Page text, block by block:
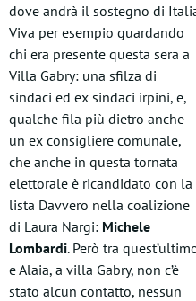
dove andrà il sostegno di
Viva per esempio guardando
chi era presente questa sera a
Villa Gabry: una sfilza di
sindaci ed ex sindaci irpini, e,
qualche fila più dietro anche
un ex consigliere comunale,
che anche in questa tornata
elettorale è ricandidato con la
lista Davvero nella coalizione
di Laura Nargi: Michele
Lombardi. Però tra
e Alaia, a villa Gabry, non c’è
stato alcun contatto, nessun